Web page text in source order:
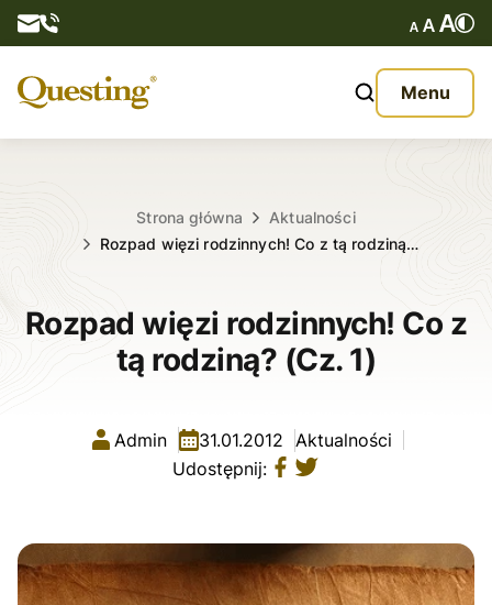
Menu
O nas
Kontakt
Strona główna
Aktualności
Rozpad więzi rodzinnych! Co z tą rodziną…
Rozpad więzi rodzinnych! Co z
tą rodziną? (Cz. 1)
Admin 31.01.2012 Aktualności
Udostępnij: